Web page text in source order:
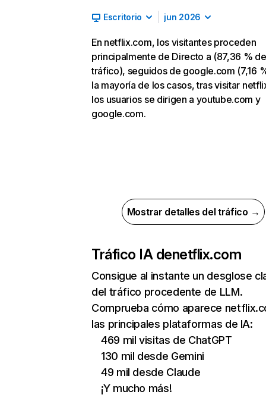
Escritorio jun 2026
En netflix.com, los visitantes proceden
principalmente de Directo a (87,36 % de
tráfico), seguidos de google.com (7,16
la mayoría de los casos, tras visitar
los usuarios se dirigen a youtube.com y
google.com.
Mostrar detalles del tráfico →
Tráfico IA denetflix.com
Consigue al instante un desglose
del tráfico procedente de LLM.
Comprueba cómo aparece
las principales plataformas de IA:
469 mil visitas de ChatGPT
130 mil desde Gemini
49 mil desde Claude
¡Y mucho más!